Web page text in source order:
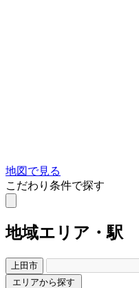
地図で見る
こだわり条件で探す
地域エリア・駅
上田市
エリアから探す